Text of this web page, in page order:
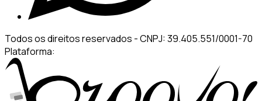
Todos os direitos reservados -CNPJ: 39.405.551/0001-70
Plataforma: